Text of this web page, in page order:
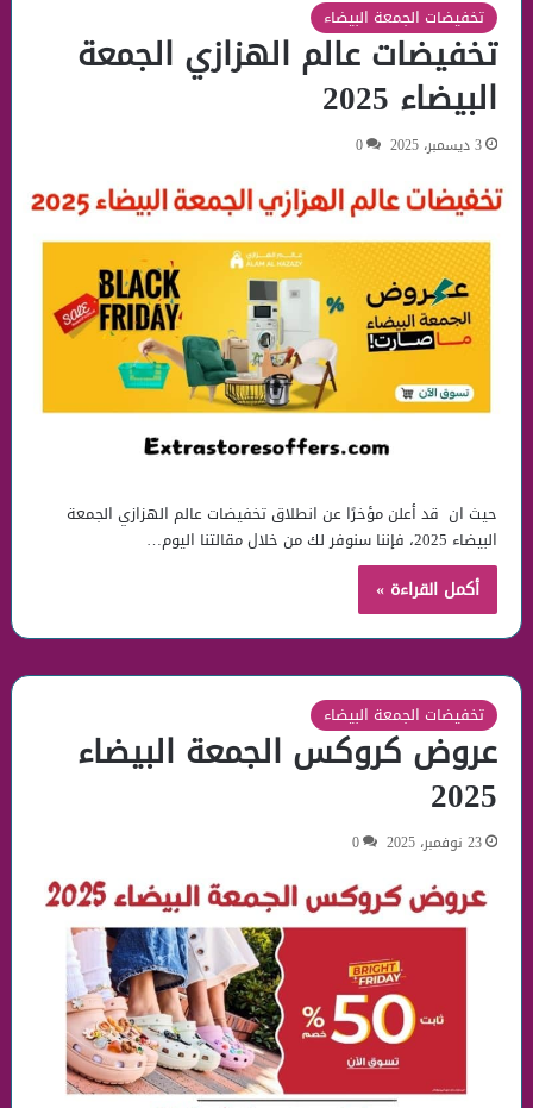
تخفيضات الجمعة البيضاء
تخفيضات عالم الهزازي الجمعة
البيضاء 2025
3 ديسمبر، 2025 0
حيث ان قد أعلن مؤخرًا عن انطلاق تخفيضات عالم الهزازي الجمعة
البيضاء 2025، فإننا سنوفر لك من خلال مقالتنا اليوم…
أكمل القراءة »
تخفيضات الجمعة البيضاء
عروض كروكس الجمعة البيضاء
2025
23 نوفمبر، 2025 0